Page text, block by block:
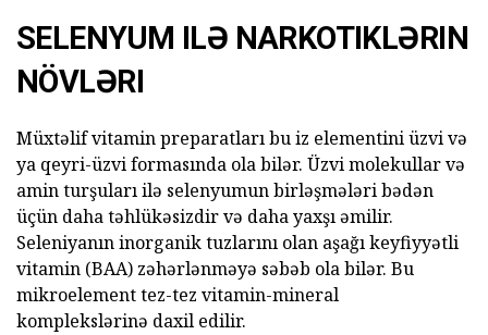
SELENYUM ILƏ NARKOTIKLƏRIN
NÖVLƏRI
Müxtəlif vitamin preparatları bu iz elementini üzvi və
ya qeyri-üzvi formasında ola bilər. Üzvi molekullar və
amin turşuları ilə selenyumun birləşmələri bədən
üçün daha təhlükəsizdir və daha yaxşı əmilir.
Seleniyanın inorganik tuzlarını olan aşağı keyfiyyətli
vitamin (BAA) zəhərlənməyə səbəb ola bilər. Bu
mikroelement tez-tez vitamin-mineral
komplekslərinə daxil edilir.